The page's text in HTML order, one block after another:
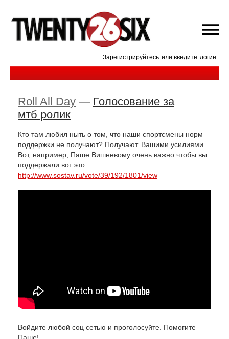
Зарегистрируйтесь или введите логин
Roll All Day — Голосование за
мтб ролик
Кто там любил ныть о том, что наши спортсмены норм
поддержки не получают? Получают. Вашими усилиями.
Вот, например, Паше Вишневому очень важно чтобы вы
поддержали вот это:
http://www.sostav.ru/vote/39/192/1801/view
Войдите любой соц сетью и проголосуйте. Помогите